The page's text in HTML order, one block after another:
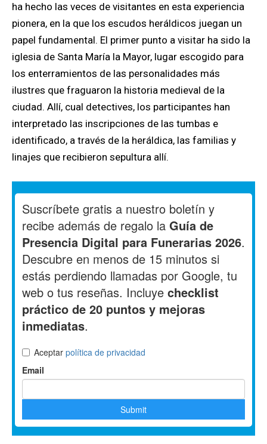
ha hecho las veces de visitantes en esta experiencia
pionera, en la que los escudos heráldicos juegan un
papel fundamental. El primer punto a visitar ha sido la
iglesia de Santa María la Mayor, lugar escogido para
los enterramientos de las personalidades más
ilustres que fraguaron la historia medieval de la
ciudad. Allí, cual detectives, los participantes han
interpretado las inscripciones de las tumbas e
identificado, a través de la heráldica, las familias y
linajes que recibieron sepultura allí.